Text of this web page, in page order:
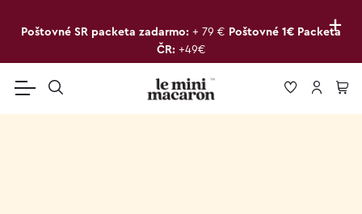
+
Poštovné SR packeta zadarmo: + 79 € Poštovné 1€ Packeta
ČR: +49€